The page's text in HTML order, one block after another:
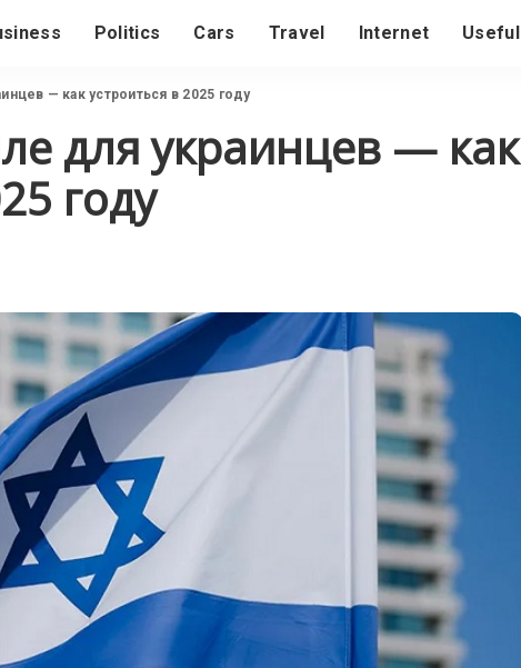
Politics Cars Travel Internet Useful
— как устроиться в 2025 году
для украинцев — как
году